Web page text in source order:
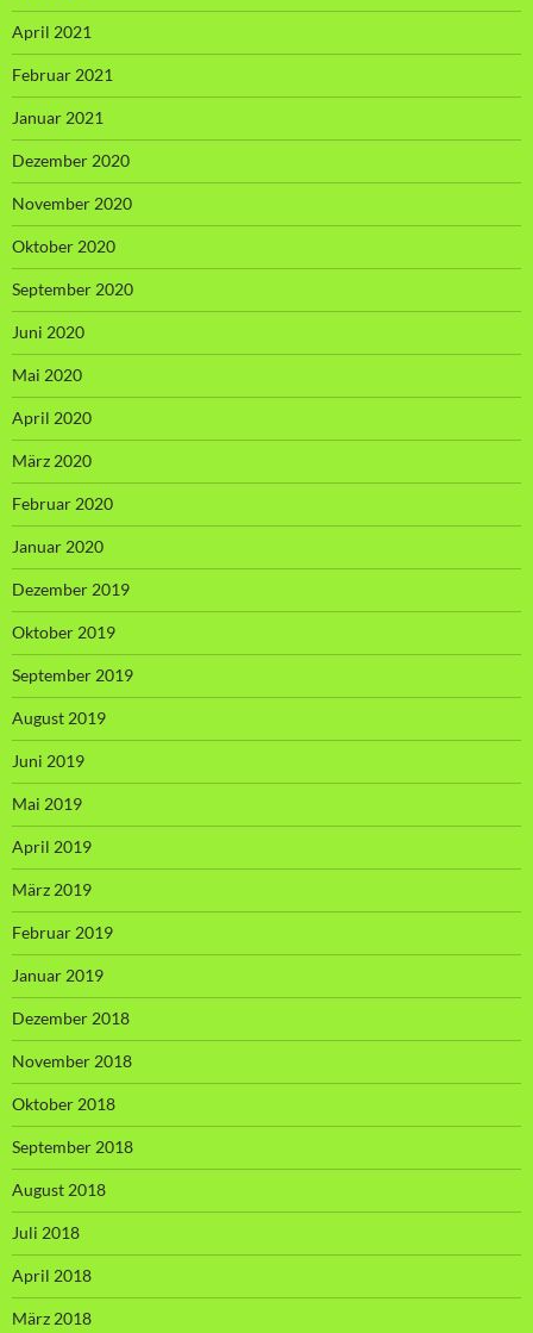
April 2021
Februar 2021
Januar 2021
Dezember 2020
November 2020
Oktober 2020
September 2020
Juni 2020
Mai 2020
April 2020
März 2020
Februar 2020
Januar 2020
Dezember 2019
Oktober 2019
September 2019
August 2019
Juni 2019
Mai 2019
April 2019
März 2019
Februar 2019
Januar 2019
Dezember 2018
November 2018
Oktober 2018
September 2018
August 2018
Juli 2018
April 2018
März 2018